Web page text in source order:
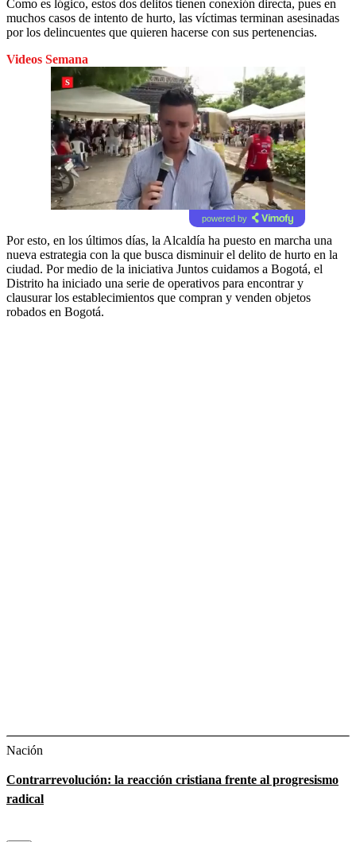
Como es lógico, estos dos delitos tienen conexión directa, pues en
muchos casos de intento de hurto, las víctimas terminan asesinadas
por los delincuentes que quieren hacerse con sus pertenencias.
Videos Semana
powered by
Por esto, en los últimos días, la Alcaldía ha puesto en marcha una
nueva estrategia con la que busca disminuir el delito de hurto en la
ciudad. Por medio de la iniciativa Juntos cuidamos a Bogotá, el
Distrito ha iniciado una serie de operativos para encontrar y
clausurar los establecimientos que compran y venden objetos
robados en Bogotá.
Nación
Contrarrevolución: la reacción cristiana frente al progresismo
radical